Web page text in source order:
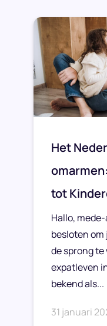
Het
tot
Hallo,
besloten om
de sprong
expatleven
bekend als...
31 januari